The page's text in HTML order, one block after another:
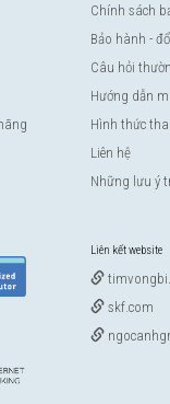
Chính sách
Bảo hành -
Câu hỏi
Hướng dẫn
Hình thức
Liên hệ
Những lưu ý
Liên kết website
skf.com